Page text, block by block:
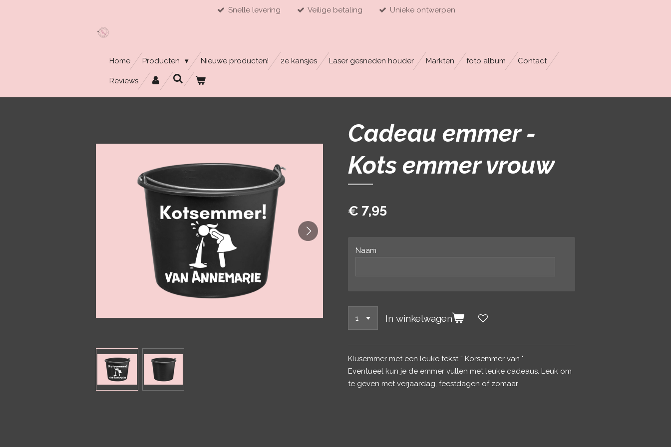
Snelle levering Veilige betaling Unieke ontwerpen
Home Producten Nieuwe producten! 2e kansjes Laser gesneden houder Markten foto album Contact
Reviews
Cadeau emmer -
Kots emmer vrouw
€ 7,95
Naam
In winkelwagen
Klusemmer met een leuke tekst “ Korsemmer van "
Eventueel kun je de emmer vullen met leuke cadeaus. Leuk om
te geven met verjaardag, feestdagen of zomaar